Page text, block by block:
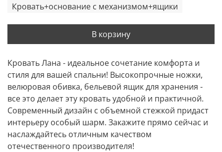
Кровать Лана - идеальное сочетание комфорта и
стиля для вашей спальни! Высокопрочные ножки,
велюровая обивка, бельевой ящик для хранения -
все это делает эту кровать удобной и практичной.
Современный дизайн с объемной стежкой придаст
интерьеру особый шарм. Закажите прямо сейчас и
наслаждайтесь отличным качеством
отечественного производителя!
Кровать+основание с механизмом+ящики
В корзину